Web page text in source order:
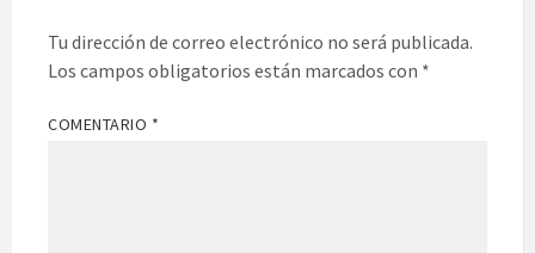
Tu dirección de correo electrónico no será publicada.
Los campos obligatorios están marcados con *
COMENTARIO *